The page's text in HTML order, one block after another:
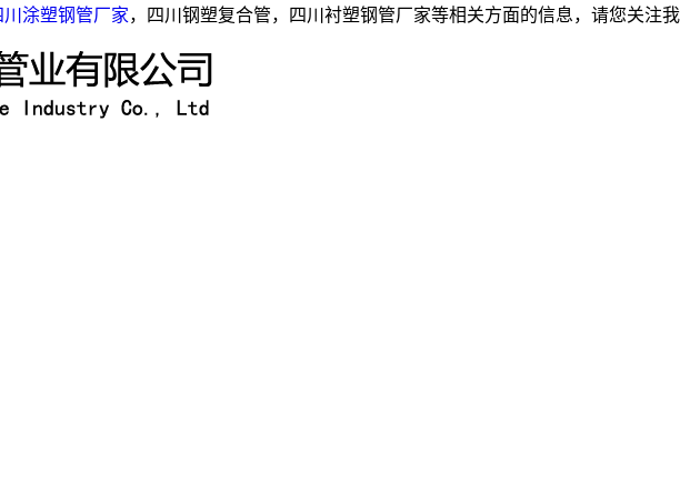
川涂塑钢管厂家，四川钢塑复合管，四川衬塑钢管厂家等相关方面的信息，请您关注